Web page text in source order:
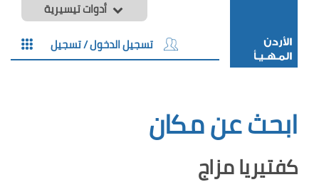
أدوات تيسيرية
تسجيل الدخول / تسجيل
ابحث عن مكان
كفتيريا مزاج